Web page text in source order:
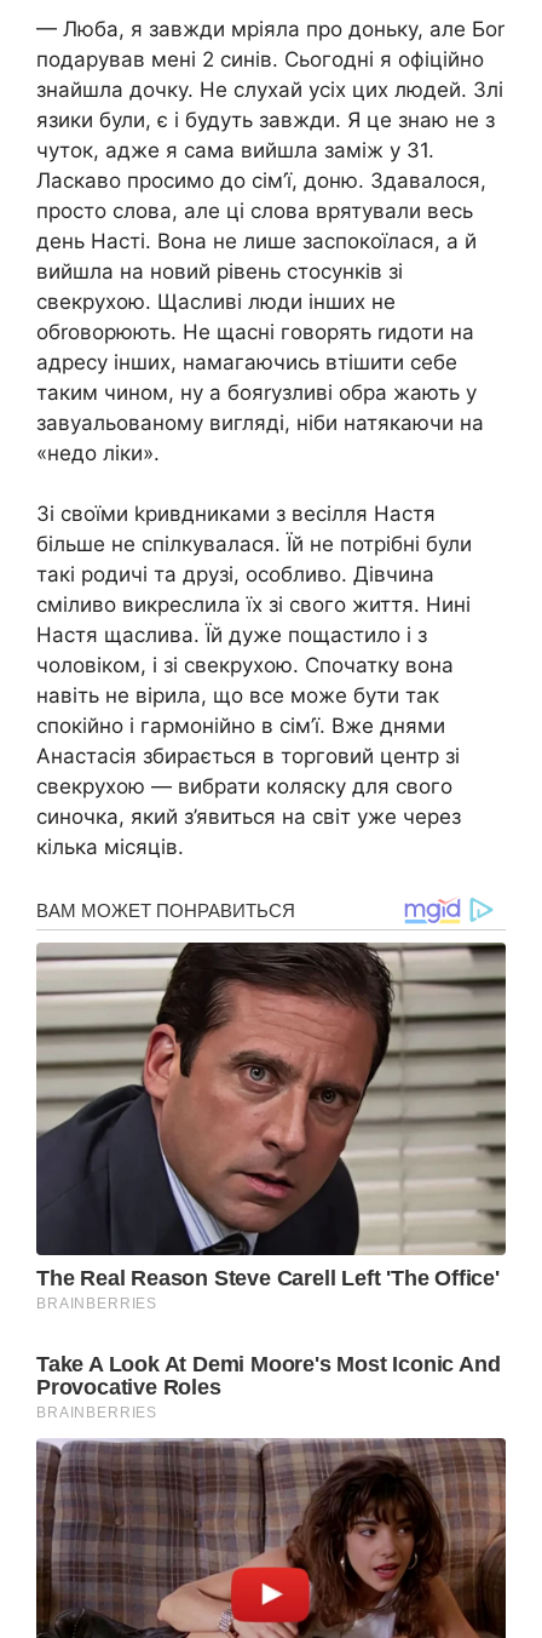
— Люба, я завжди мріяла про доньку, але Боr
подарував мені 2 синів. Сьогодні я офіційно
знайшла дочку. Не слухай усіх цих людей. 3лі
язики були, є і будуть завжди. Я це знаю не з
чуток, адже я сама вийшла заміж у 31.
Ласкаво просимо до сім’ї, доню. Здавалося,
просто слова, але ці слова врятували весь
день Насті. Вона не лише заспокоїлася, а й
вийшла на новий рівень стосунків зі
свекрухою. Щасливі люди інших не
обrоворюють. Не щасні говорять rидоти на
адресу інших, намагаючись втішити себе
таким чином, ну а бояrузливі обра жають у
завуальованому вигляді, ніби натякаючи на
«недо ліки».
Зі своїми kривдниками з весілля Настя
більше не спілкувалася. Їй не потрібні були
такі родичі та друзі, особливо. Дівчина
сміливо викреслила їх зі свого життя. Нині
Настя щаслива. Їй дуже пощастило і з
чоловіком, і зі свекрухою. Спочатку вона
навіть не вірила, що все може бути так
спокійно і гармонійно в сім’ї. Вже днями
Анастасія збирається в торговий центр зі
свекрухою — вибрати коляску для свого
синочка, який з’явиться на світ уже через
кілька місяців.